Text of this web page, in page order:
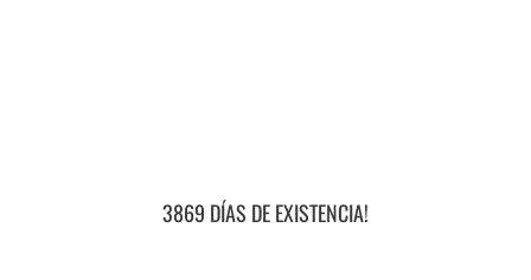
3869 DÍAS DE EXISTENCIA!